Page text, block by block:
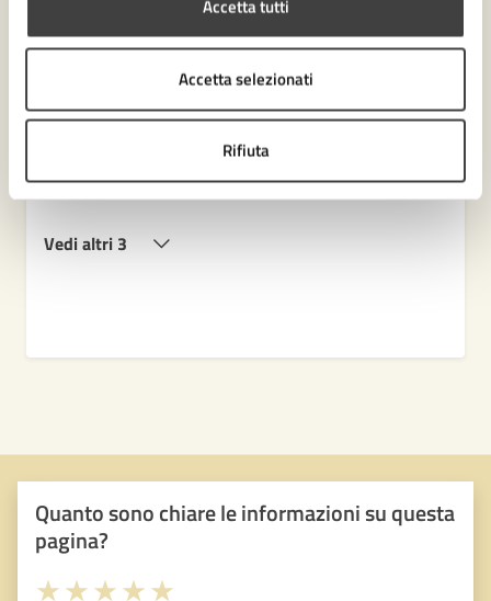
Accetta tutti
Accetta selezionati
Rifiuta
Ufficio Amministrativo/organizzativo/Controllo
Gestione Servizi Istruzione
Sportello Facile Territoriale
Settore Servizi educativi, istruzione e sport
Ufficio Coordinamento pedagogico
Vedi altri 3
Quanto sono chiare le informazioni su questa
pagina?